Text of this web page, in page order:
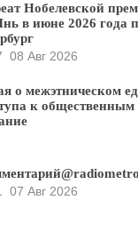
Нобелевской
в июне 2026 года
08 Авг 2026
о межэтническом
к общественным
07 Авг 2026